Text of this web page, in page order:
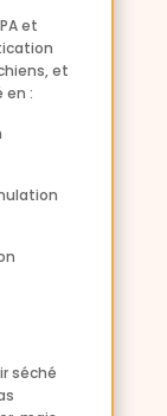
et
et
en :
séché